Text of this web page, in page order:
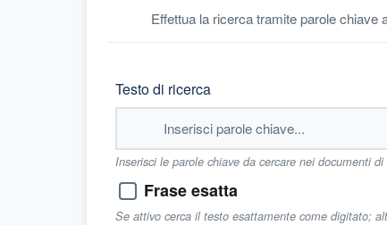
Effettua la ricerca tramite parole chiave
Testo di ricerca
Inserisci le parole chiave da cercare nei documenti
Frase esatta
Se attivo cerca il testo esattamente come digitato;